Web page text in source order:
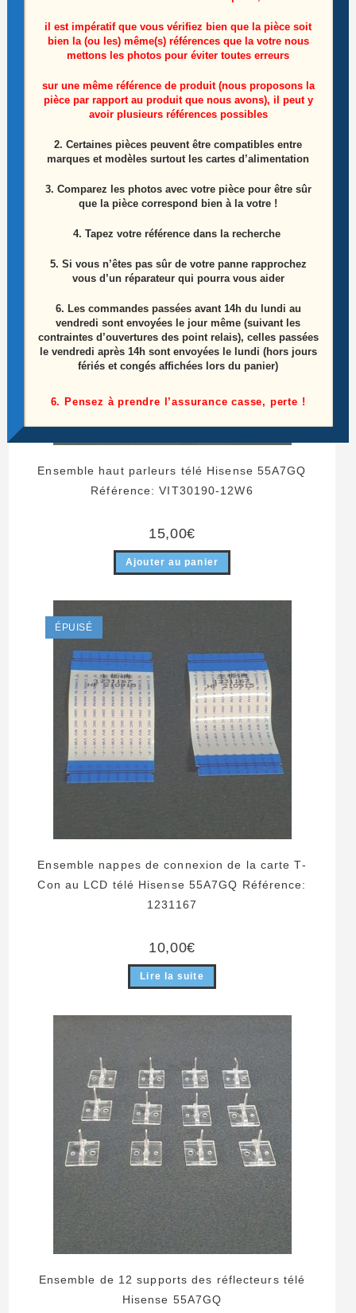
Ensemble vis télé Hisense 55A7GQ
5,00€
Ensemble haut parleurs télé Hisense 55A7GQ
Référence: VIT30190-12W6
15,00€
Ajouter au panier
ÉPUISÉ
Ensemble nappes de connexion de la carte T-
Con au LCD télé Hisense 55A7GQ Référence:
1231167
10,00€
Lire la suite
Ensemble de 12 supports des réflecteurs télé
Hisense 55A7GQ
il est impératif que vous vérifiez bien que la pièce soit
bien la (ou les) même(s) références que la votre nous
mettons les photos pour éviter toutes erreurs
sur une même référence de produit (nous proposons la
pièce par rapport au produit que nous avons), il peut y
avoir plusieurs références possibles
2. Certaines pièces peuvent être compatibles entre
marques et modèles surtout les cartes d’alimentation
3. Comparez les photos avec votre pièce pour être sûr
que la pièce correspond bien à la votre !
4. Tapez votre référence dans la recherche
5. Si vous n’êtes pas sûr de votre panne rapprochez
vous d’un réparateur qui pourra vous aider
6. Les commandes passées avant 14h du lundi au
vendredi sont envoyées le jour même (suivant les
contraintes d’ouvertures des point relais), celles passées
le vendredi après 14h sont envoyées le lundi (hors jours
fériés et congés affichées lors du panier)
6. Pensez à prendre l’assurance casse, perte !